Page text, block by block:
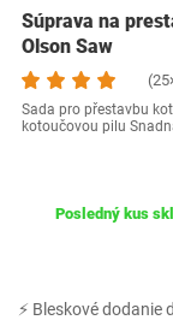
⚡ Bleskové
Súprava na
Olson Saw
Sada pro přestavbu
kotoučovou pilu
Posledný kus